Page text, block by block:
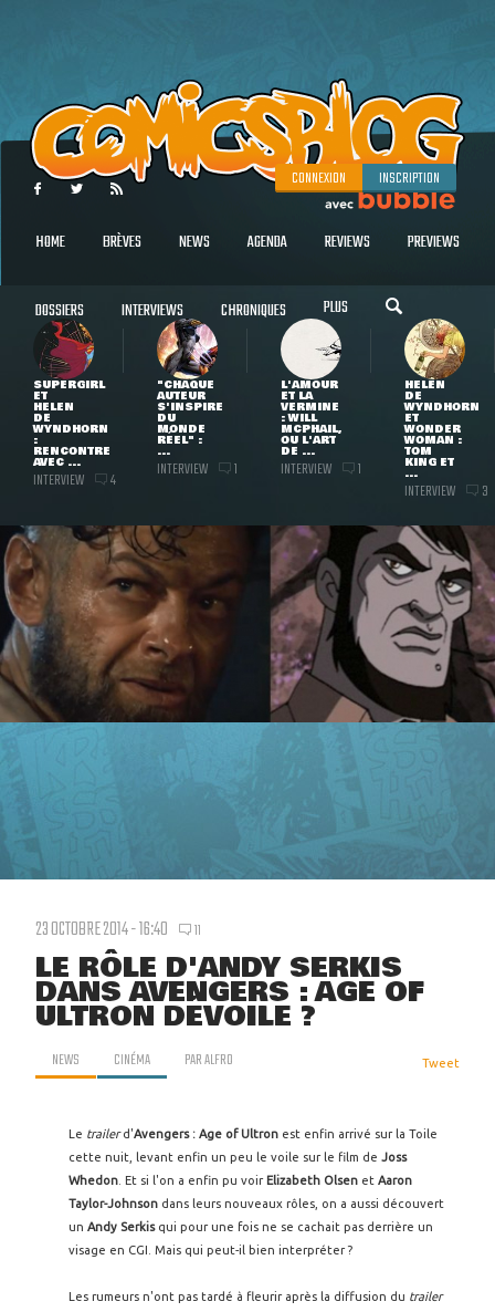
CONNEXION INSCRIPTION
HOME BRÈVES NEWS AGENDA REVIEWS PREVIEWS
DOSSIERS INTERVIEWS CHRONIQUES PLUS
SUPERGIRL
ET
HELEN
DE
WYNDHORN
:
RENCONTRE
AVEC ...
INTERVIEW 4
"CHAQUE
AUTEUR
S'INSPIRE
DU
MONDE
RÉEL" :
...
INTERVIEW 1
L'AMOUR
ET LA
VERMINE
: WILL
MCPHAIL,
OU L'ART
DE ...
INTERVIEW 1
HELEN
DE
WYNDHORN
ET
WONDER
WOMAN :
TOM
KING ET
...
INTERVIEW 3
23 OCTOBRE 2014 - 16:40 11
LE RÔLE D'ANDY SERKIS
DANS AVENGERS : AGE OF
ULTRON DÉVOILÉ ?
NEWS CINÉMA PARALFRO Tweet
Le trailerd'Avengers : Age of Ultron est enfin arrivé sur la Toile
cette nuit, levant enfin un peu le voile sur le film de Joss
Whedon . Et si l'on a enfin pu voir Elizabeth Olsen et Aaron
Taylor-Johnson dans leurs nouveaux rôles, on a aussi découvert
un Andy Serkisqui pour une fois ne se cachait pas derrière un
visage en CGI. Mais qui peut-il bien interpréter ?
Les rumeurs n'ont pas tardé à fleurir après la diffusion du trailer